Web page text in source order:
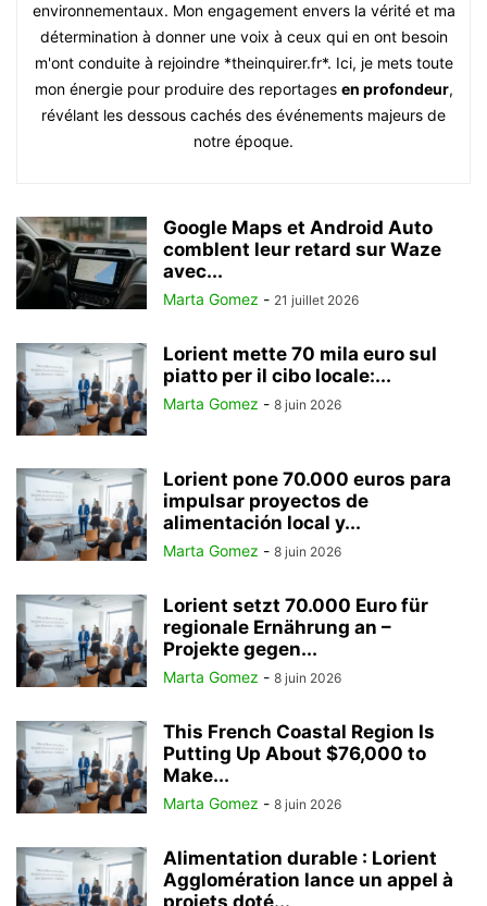
environnementaux. Mon engagement envers la vérité et ma
détermination à donner une voix à ceux qui en ont besoin
m'ont conduite à rejoindre *theinquirer.fr*. Ici, je mets toute
mon énergie pour produire des reportages en profondeur,
révélant les dessous cachés des événements majeurs de
notre époque.
Google Maps et Android Auto
comblent leur retard sur Waze
avec...
Marta Gomez - 21 juillet 2026
Lorient mette 70 mila euro sul
piatto per il cibo locale:...
Marta Gomez - 8 juin 2026
Lorient pone 70.000 euros para
impulsar proyectos de
alimentación local y...
Marta Gomez - 8 juin 2026
Lorient setzt 70.000 Euro für
regionale Ernährung an –
Projekte gegen...
Marta Gomez - 8 juin 2026
This French Coastal Region Is
Putting Up About $76,000 to
Make...
Marta Gomez - 8 juin 2026
Alimentation durable : Lorient
Agglomération lance un appel à
projets doté...